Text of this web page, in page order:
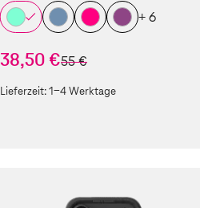
+ 6
38,50 €statt
55 €
Lieferzeit:1-4 Werktage